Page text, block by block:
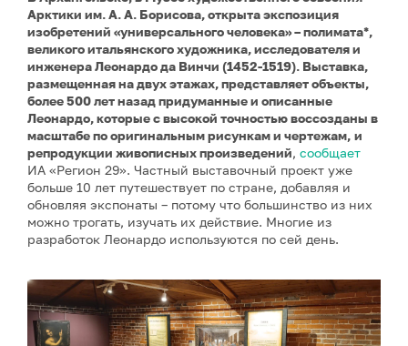
Арктики им. А. А. Борисова, открыта экспозиция
изобретений «универсального человека» – полимата*,
великого итальянского художника, исследователя и
инженера Леонардо да Винчи (1452-1519). Выставка,
размещенная на двух этажах, представляет объекты,
более 500 лет назад придуманные и описанные
Леонардо, которые с высокой точностью воссозданы в
масштабе по оригинальным рисункам и чертежам, и
репродукции живописных произведений, сообщает
ИА «Регион 29». Частный выставочный проект уже
больше 10 лет путешествует по стране, добавляя и
обновляя экспонаты – потому что большинство из них
можно трогать, изучать их действие. Многие из
разработок Леонардо используются по сей день.